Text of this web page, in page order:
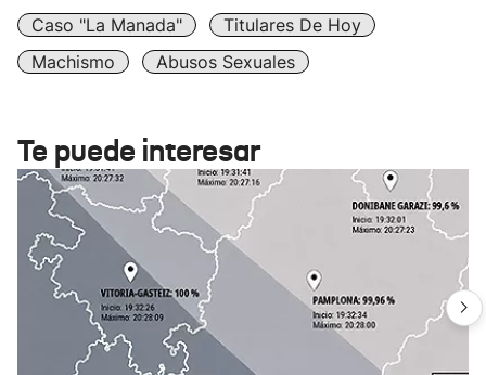
Caso "La Manada"
Titulares De Hoy
Machismo
Abusos Sexuales
Te puede interesar